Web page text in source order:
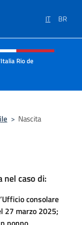
IT BR
e menù
Rio de
> Nascita
nel caso di:
consolare
27 marzo 2025;